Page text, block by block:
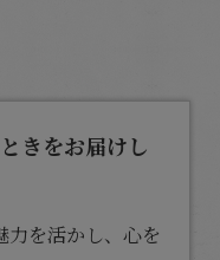
きをお届けし
を活かし、心を